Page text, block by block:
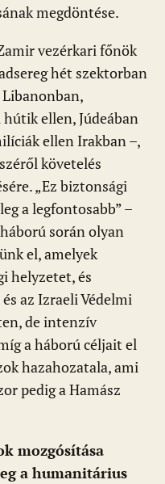
megdöntése.
vezérkari főnök
hét szektorban
Libanonban,
ellen, Júdeában
ellen Irakban –,
követelés
„Ez biztonsági
a legfontosabb” –
során olyan
el, amelyek
helyzetet, és
az Izraeli Védelmi
de intenzív
a háború céljait el
hazahozatala, ami
pedig a Hamász
mozgósítása
a humanitárius